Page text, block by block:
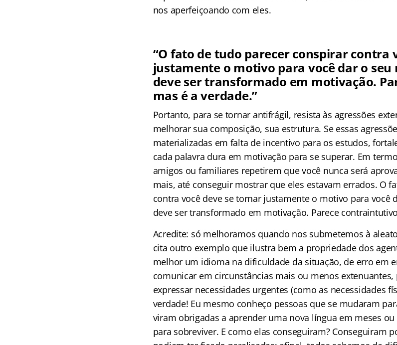
nos aperfeiçoando com eles.
“O fato de tudo parecer conspirar contra
justamente o motivo para você dar o
deve ser transformado em motivação.
mas é a verdade.”
Portanto, para se tornar antifrágil, resista às agressões
melhorar sua composição, sua estrutura. Se essas
materializadas em falta de incentivo para os estudos,
cada palavra dura em motivação para se superar. Em
amigos ou familiares repetirem que você nunca será
mais, até conseguir mostrar que eles estavam errados. O
contra você deve se tornar justamente o motivo para você
deve ser transformado em motivação. Parece
Acredite: só melhoramos quando nos submetemos à
cita outro exemplo que ilustra bem a propriedade dos
melhor um idioma na dificuldade da situação, de erro em
comunicar em circunstâncias mais ou menos
expressar necessidades urgentes (como as necessidades
verdade! Eu mesmo conheço pessoas que se mudaram
viram obrigadas a aprender uma nova língua em meses
para sobreviver. E como elas conseguiram? Conseguiram